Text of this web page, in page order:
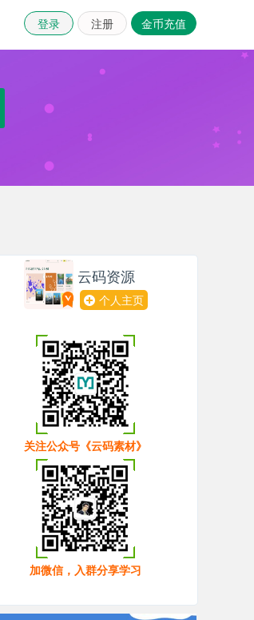
登录 注册 金币充值
云码资源
个人主页
关注公众号《云码素材》
加微信，入群分享学习